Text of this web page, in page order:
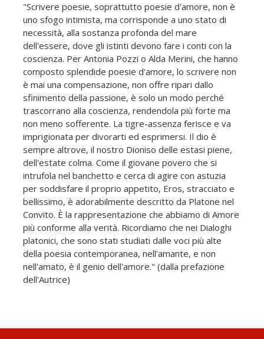
"Scrivere poesie, soprattutto poesie d'amore, non è
uno sfogo intimista, ma corrisponde a uno stato di
necessità, alla sostanza profonda del mare
dell'essere, dove gli istinti devono fare i conti con la
coscienza. Per Antonia Pozzi o Alda Merini, che hanno
composto splendide poesie d'amore, lo scrivere non
è mai una compensazione, non offre ripari dallo
sfinimento della passione, è solo un modo perché
trascorrano alla coscienza, rendendola più forte ma
non meno sofferente. La tigre-assenza ferisce e va
imprigionata per divorarti ed esprimersi. Il dio è
sempre altrove, il nostro Dioniso delle estasi piene,
dell'estate colma. Come il giovane povero che si
intrufola nel banchetto e cerca di agire con astuzia
per soddisfare il proprio appetito, Eros, stracciato e
bellissimo, è adorabilmente descritto da Platone nel
Convito. È la rappresentazione che abbiamo di Amore
più conforme alla verità. Ricordiamo che nei Dialoghi
platonici, che sono stati studiati dalle voci più alte
della poesia contemporanea, nell'amante, e non
nell'amato, è il genio dell'amore." (dalla prefazione
dell'Autrice)